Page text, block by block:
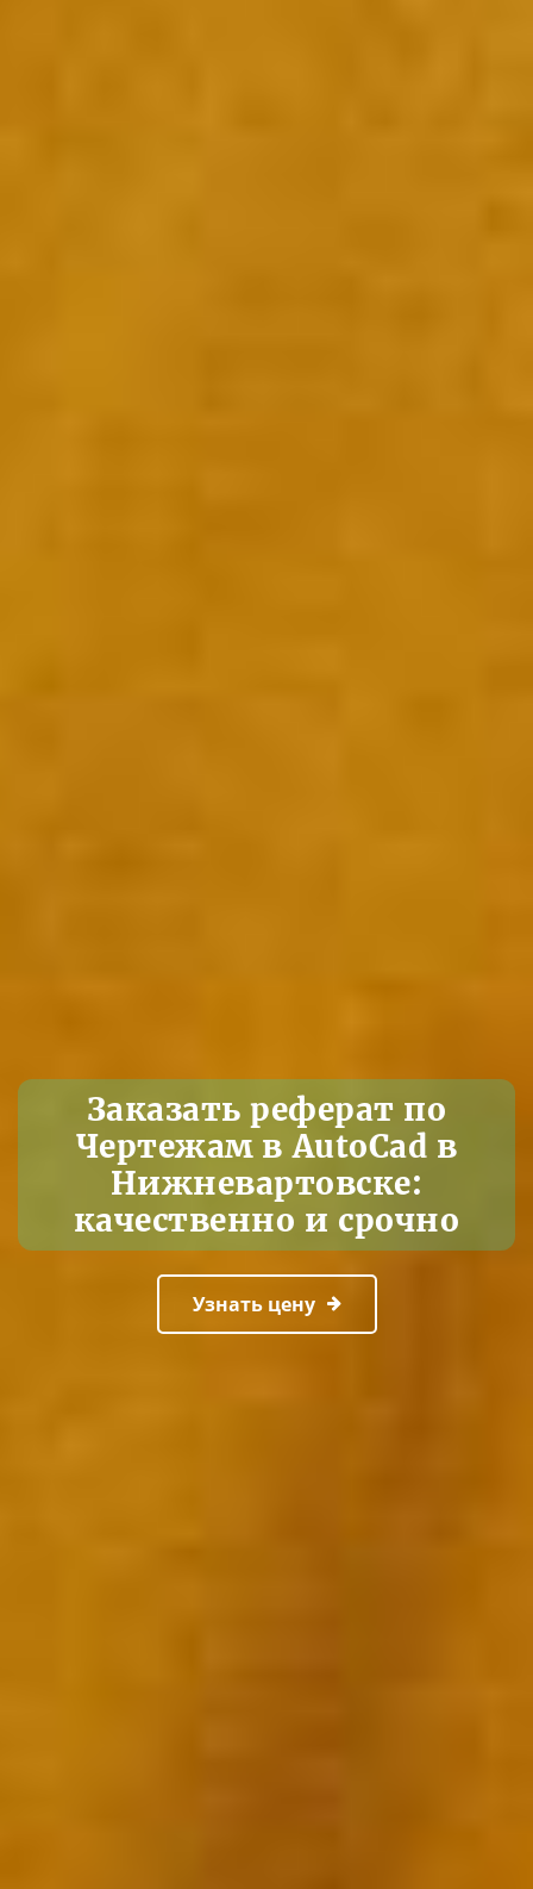
Заказать реферат по
Чертежам в AutoCad в
Нижневартовске:
качественно и срочно
Узнать цену